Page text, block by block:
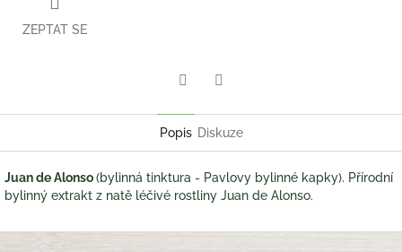
ZEPTAT SE
Popis Diskuze
Juan de Alonso(bylinná tinktura - Pavlovy bylinné kapky). Přírodní
bylinný extrakt z natě léčivé rostliny Juan de Alonso.